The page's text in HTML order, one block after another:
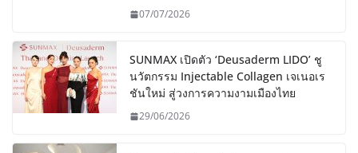
07/07/2026
SUNMAX เปิดตัว ‘Deusaderm LIDO’ ชู
นวัตกรรม Injectable Collagen เจเนอเร
ชันใหม่ สู่วงการความงามเมืองไทย
29/06/2026